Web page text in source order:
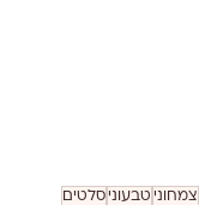
צמחוני טבעוני סלטים